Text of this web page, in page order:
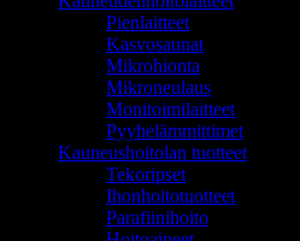
Pienlaitteet
Kasvosaunat
Mikrohionta
Mikroneulaus
Monitoimilaitteet
Pyyhelämmittimet
Kauneushoitolan tuotteet
Tekoripset
Ihonhoitotuotteet
Parafiinihoito